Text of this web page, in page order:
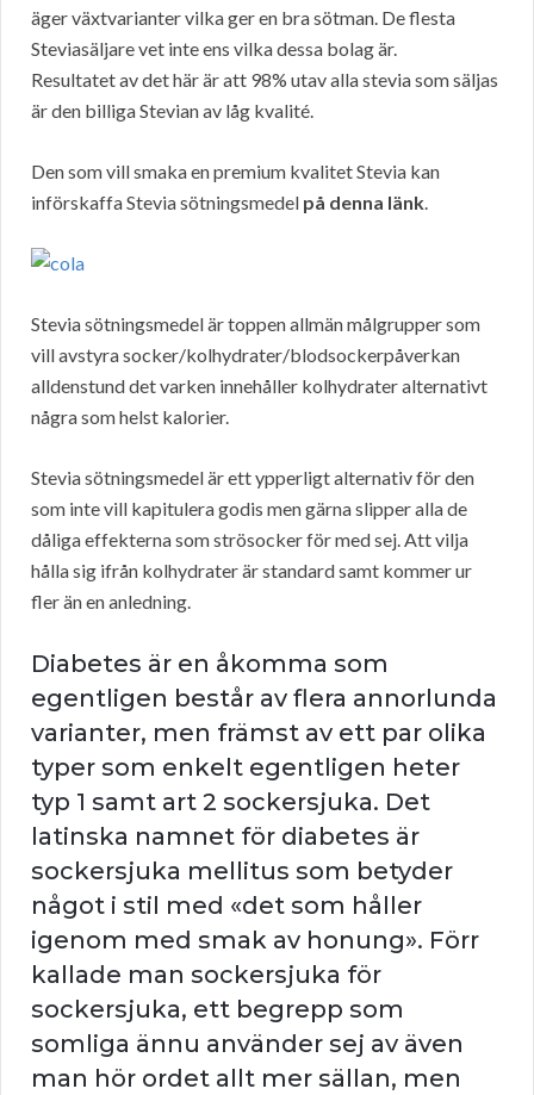
äger växtvarianter vilka ger en bra sötman. De flesta
Steviasäljare vet inte ens vilka dessa bolag är.
Resultatet av det här är att 98% utav alla stevia som säljas
är den billiga Stevian av låg kvalité.
Den som vill smaka en premium kvalitet Stevia kan
införskaffa Stevia sötningsmedel på denna länk.
Stevia sötningsmedel är toppen allmän målgrupper som
vill avstyra socker/kolhydrater/blodsockerpåverkan
alldenstund det varken innehåller kolhydrater alternativt
några som helst kalorier.
Stevia sötningsmedel är ett ypperligt alternativ för den
som inte vill kapitulera godis men gärna slipper alla de
dåliga effekterna som strösocker för med sej. Att vilja
hålla sig ifrån kolhydrater är standard samt kommer ur
fler än en anledning.
Diabetes är en åkomma som
egentligen består av flera annorlunda
varianter, men främst av ett par olika
typer som enkelt egentligen heter
typ 1 samt art 2 sockersjuka. Det
latinska namnet för diabetes är
sockersjuka mellitus som betyder
något i stil med «det som håller
igenom med smak av honung». Förr
kallade man sockersjuka för
sockersjuka, ett begrepp som
somliga ännu använder sej av även
man hör ordet allt mer sällan, men